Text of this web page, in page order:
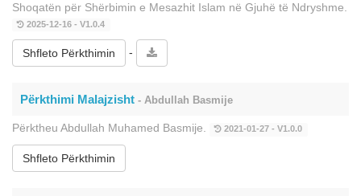
Shoqatën për Shërbimin e Mesazhit Islam në Gjuhë të Ndryshme.
2025-12-16 - V1.0.4
Shfleto Përkthimin -
Përkthimi Malajzisht - Abdullah Basmije
Përktheu Abdullah Muhamed Basmije. 2021-01-27 - V1.0.0
Shfleto Përkthimin